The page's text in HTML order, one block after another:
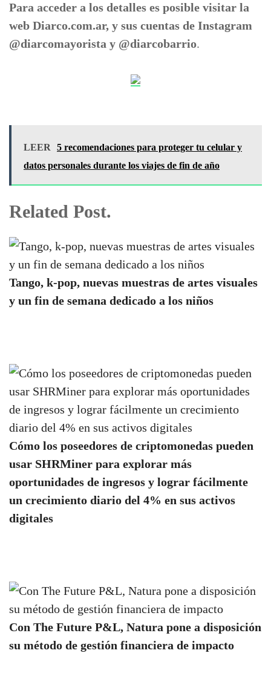
Para acceder a los detalles es posible visitar la
web Diarco.com.ar, y sus cuentas de Instagram
@diarcomayorista y @diarcobarrio.
LEER
5 recomendaciones para proteger tu celular y
datos personales durante los viajes de fin de año
Related Post.
Tango, k-pop, nuevas muestras de artes visuales
y un fin de semana dedicado a los niños
Cómo los poseedores de criptomonedas pueden
usar SHRMiner para explorar más
oportunidades de ingresos y lograr fácilmente
un crecimiento diario del 4% en sus activos
digitales
Con The Future P&L, Natura pone a disposición
su método de gestión financiera de impacto